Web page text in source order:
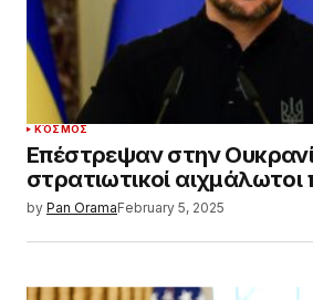
ΚΌΣΜΟΣ
Επέστρεψαν στην
στρατιωτικοί
by Pan OramaFebruary 5, 2025